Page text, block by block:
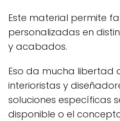
Este material permite
personalizadas en
y acabados.
Eso da mucha libertad
interioristas y
soluciones específicas
disponible o el